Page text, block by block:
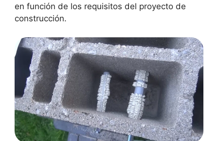
en función de los requisitos del proyecto de
construcción.